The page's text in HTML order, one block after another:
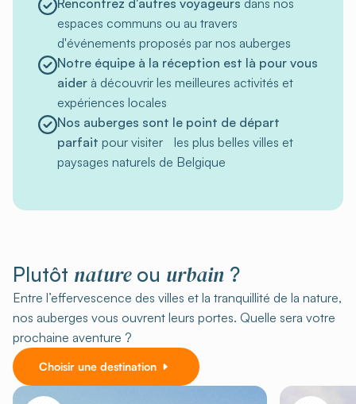
Rencontrez d'autres voyageurs dans nos
espaces communs ou au travers
d'événements proposés par nos auberges
Notre équipe à la réception est là pour vous
aider à découvrir les meilleures activités et
expériences locales
Nos auberges sont le point de départ
parfait pour visiter les plus belles villes et
paysages naturels de Belgique
Plutôt natureou urbain ?
Entre l’effervescence des villes et la tranquillité de la nature,
nos auberges vous ouvrent leurs portes. Quelle sera votre
prochaine aventure ?
Choisir une destination